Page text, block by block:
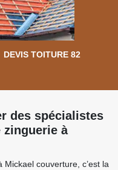
DEVIS TOITURE 82
des spécialistes
zinguerie à
couverture, c’est la